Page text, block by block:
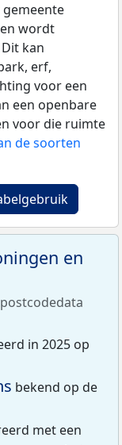
wordt
kan
erf,
voor een
een openbare
voor die ruimte
de soorten
en
in 2025 op
bekend op de
met een